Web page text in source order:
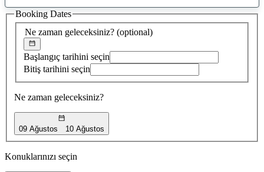
öneri
bulundu
Ne zaman geleceksiniz? (optional)
Başlangıç tarihini seçin
Bitiş tarihini seçin
Ne zaman geleceksiniz?
09 Ağustos 10 Ağustos
Booking Dates
Konuklarınızı seçin